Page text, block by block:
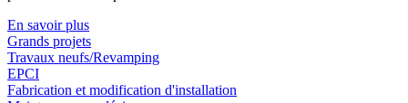
En savoir plus
Grands projets
Travaux neufs/Revamping
EPCI
Fabrication et modification d'installation